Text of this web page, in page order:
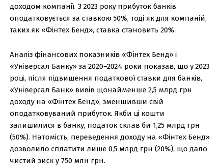
доходом компанії. З 2023 року прибуток банків
оподатковується за ставкою 50%, тоді як для компаній,
таких як «Фінтех Бенд», ставка становить 20%.
Аналіз фінансових показників «Фінтех Бенд» і
«Універсал Банку» за 2020–2024 роки показав, що у 2023
році, після підвищення податкової ставки для банків,
«Універсал Банк» вивів щонайменше 2,5 млрд грн
доходу на «Фінтех Бенд», зменшивши свій
оподатковуваний прибуток. Якби ці кошти
залишилися в банку, податок склав би 1,25 млрд грн
(50%). Натомість, переведення доходу на «Фінтех Бенд»
дозволило сплатити лише 0,5 млрд грн (20%), що дало
чистий зиск у 750 млн грн.